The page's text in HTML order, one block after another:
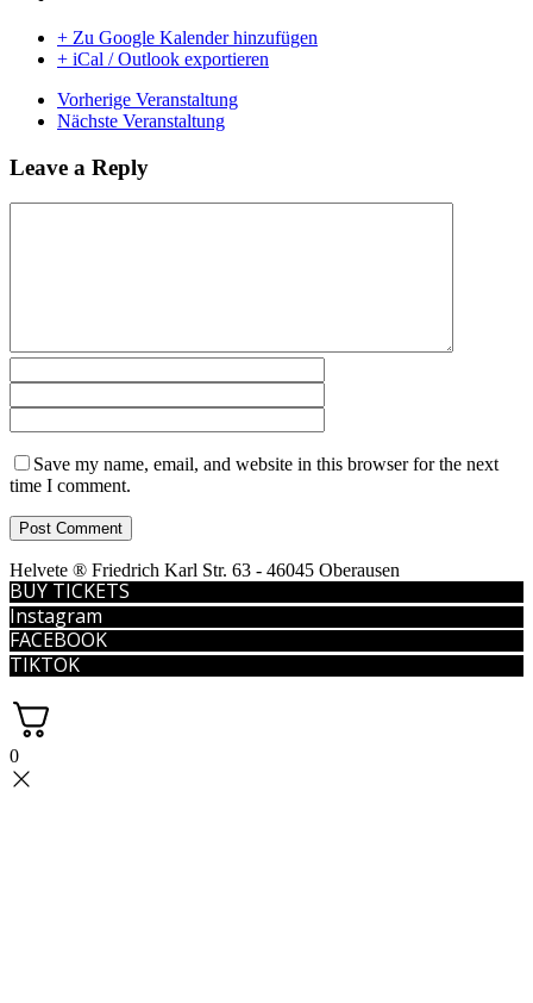
+ Zu Google Kalender hinzufügen
+ iCal / Outlook exportieren
Vorherige Veranstaltung
Nächste Veranstaltung
Leave a Reply
Save my name, email, and website in this browser for the next
time I comment.
Helvete ® Friedrich Karl Str. 63 - 46045 Oberausen
BUY TICKETS
Instagram
FACEBOOK
TIKTOK
0